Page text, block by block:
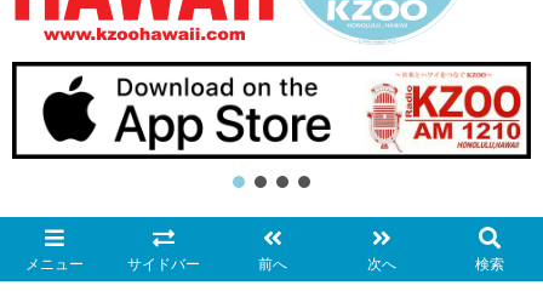
メニュー サイドバー 前へ 次へ 検索